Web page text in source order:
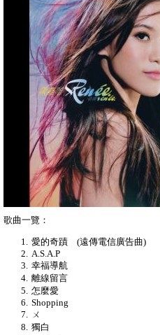
歌曲一覽：
愛的奇蹟 (遠傳電信廣告曲)
A.S.A.P
幸福導航
離線留言
怎麼愛
Shopping
ㄨ
獨白